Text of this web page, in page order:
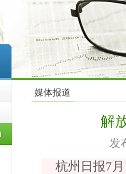
媒体报道
解
发
杭州日报7